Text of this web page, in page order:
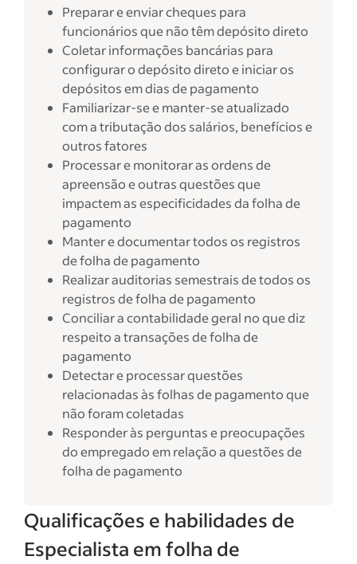
Preparar e enviar cheques para
funcionários que não têm depósito direto
Coletar informações bancárias para
configurar o depósito direto e iniciar os
depósitos em dias de pagamento
Familiarizar-se e manter-se atualizado
com a tributação dos salários, benefícios e
outros fatores
Processar e monitorar as ordens de
apreensão e outras questões que
impactem as especificidades da folha de
pagamento
Manter e documentar todos os registros
de folha de pagamento
Realizar auditorias semestrais de todos os
registros de folha de pagamento
Conciliar a contabilidade geral no que diz
respeito a transações de folha de
pagamento
Detectar e processar questões
relacionadas às folhas de pagamento que
não foram coletadas
Responder às perguntas e preocupações
do empregado em relação a questões de
folha de pagamento
Qualificações e habilidades de
Especialista em folha de